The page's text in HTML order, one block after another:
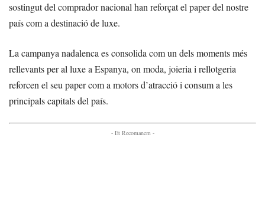
sostingut del comprador nacional han reforçat el paper del nostre
país com a destinació de luxe.
La campanya nadalenca es consolida com un dels moments més
rellevants per al luxe a Espanya, on moda, joieria i rellotgeria
reforcen el seu paper com a motors d’atracció i consum a les
principals capitals del país.
- Et Recomanem -